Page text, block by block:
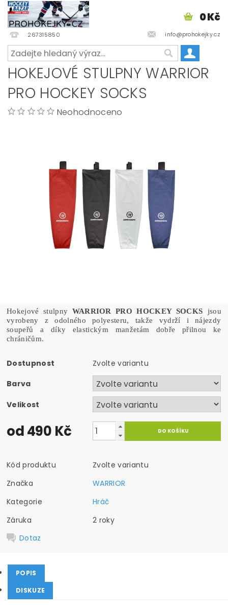
267315850 info@prohokejky.cz
0 Kč
HOKEJOVÉ STULPNY WARRIOR
PRO HOCKEY SOCKS
Neohodnoceno
Hokejové stulpny WARRIOR PRO HOCKEY SOCKS jsou
vyrobeny z odolného polyesteru, takže vydrží i nájezdy
soupeřů a díky elastickým manžetám dobře přilnou ke
chráničům.
Dostupnost
Zvolte variantu
Barva
Velikost
od 490 Kč
Kód produktu
Zvolte variantu
Značka
WARRIOR
Kategorie
Hráč
Záruka
2 roky
Dotaz
POPIS
DISKUZE